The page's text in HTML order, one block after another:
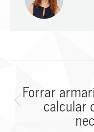
Post
navigation
Forrar
calcular